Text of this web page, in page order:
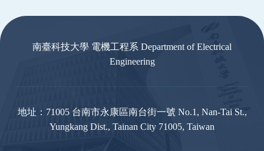
南臺科技大學 電機工程系 Department of Electrical
Engineering
地址：71005 台南市永康區南台街一號 No.1, Nan-Tai St.,
Yungkang Dist., Tainan City 71005, Taiwan